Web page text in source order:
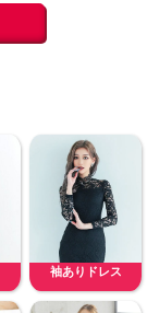
袖ありドレス